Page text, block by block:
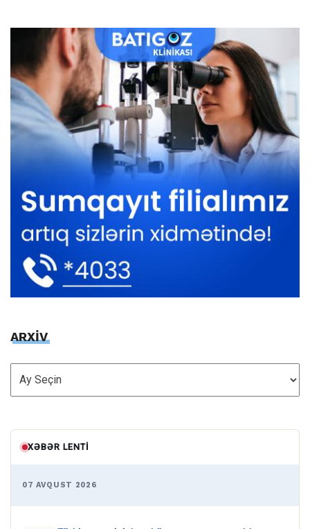
ARXİV
ARXİV
XƏBƏR LENTI
07 AVQUST 2026